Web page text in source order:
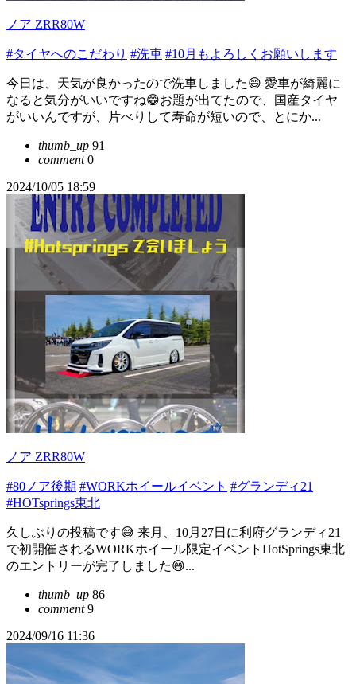
ノア ZRR80W
#タイヤへのこだわり #洗車 #10月もよろしくお願いします
今日は、天気が良かったので洗車しました😄 愛車が綺麗に
なると気分がいいですね😁お題が出てたので、国産タイヤ
がいいんですが、片べりして寿命が短いので、とにか...
thumb_up 91
comment0
2024/10/05 18:59
ノア ZRR80W
#80ノア後期 #WORKホイールイベント #グランディ21
#HOTsprings東北
久しぶりの投稿です😅 来月、10月27日に利府グランディ21
で初開催されるWORKホイール限定イベントHotSprings東北
のエントリーが完了しました😄...
thumb_up 86
comment9
2024/09/16 11:36